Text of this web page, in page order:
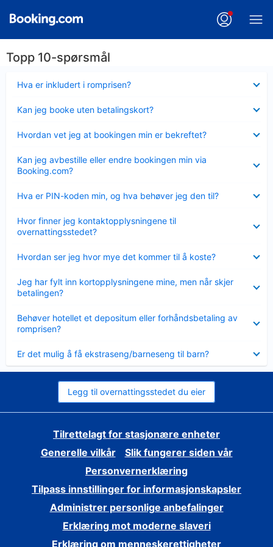
Topp 10-spørsmål
Hva er inkludert i romprisen?
mindre
Kan jeg booke uten betalingskort?
mindre
Hvordan vet jeg at bookingen min er bekreftet?
mindre
Kan jeg avbestille eller endre bookingen min via
Booking.com?
mindre
Hva er PIN-koden min, og hva behøver jeg den til?
mindre
Hvor finner jeg kontaktopplysningene til
overnattingsstedet?
mindre
Hvordan ser jeg hvor mye det kommer til å koste?
mindre
Jeg har fylt inn kortopplysningene mine, men når skjer
betalingen?
mindre
Behøver hotellet et depositum eller forhåndsbetaling av
romprisen?
mindre
Er det mulig å få ekstraseng/barneseng til barn?
mindre
Legg til overnattingsstedet du eier
Tilrettelagt for stasjonære enheter
Generelle vilkår
Slik fungerer siden vår
Personvernerklæring
Tilpass innstillinger for informasjonskapsler
Administrer personlige anbefalinger
Erklæring mot moderne slaveri
Erklæring om menneskerettigheter